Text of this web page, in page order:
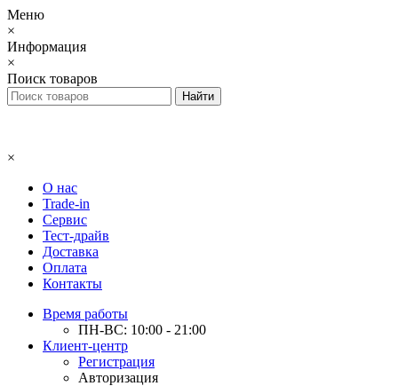
Меню
×
Информация
×
Поиск товаров
×
О нас
Trade-in
Сервис
Тест-драйв
Доставка
Оплата
Контакты
Время работы
ПН-ВС: 10:00 - 21:00
Клиент-центр
Регистрация
Авторизация